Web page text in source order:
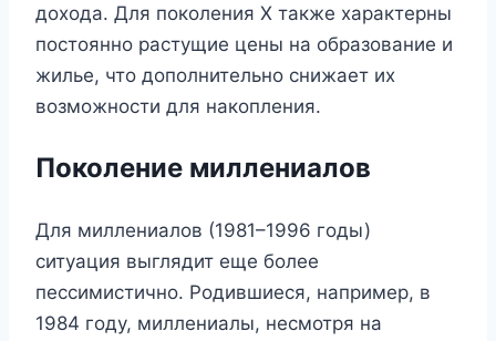
дохода. Для поколения X также характерны
постоянно растущие цены на образование и
жилье, что дополнительно снижает их
возможности для накопления.
Поколение миллениалов
Для миллениалов (1981–1996 годы)
ситуация выглядит еще более
пессимистично. Родившиеся, например, в
1984 году, миллениалы, несмотря на